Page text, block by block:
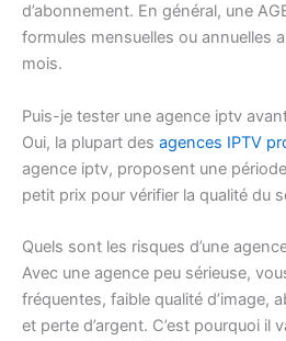
d’abonnement. En général, une
formules mensuelles ou annuelles
mois.
Puis-je tester une agence iptv
Oui, la plupart des agences IPTV
agence iptv, proposent une
petit prix pour vérifier la qualité du
Quels sont les risques d’une
Avec une agence peu sérieuse,
fréquentes, faible qualité d’image,
et perte d’argent. C’est pourquoi il